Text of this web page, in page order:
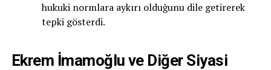
hukuki normlara aykırı olduğunu dile getirerek
tepki gösterdi.
Ekrem İmamoğlu ve Diğer Siyasi